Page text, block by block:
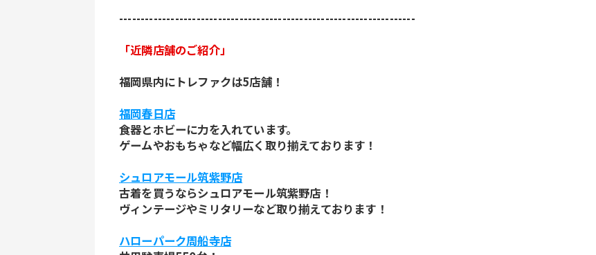
---------------------------------------------------------------------
「近隣店舗のご紹介」
福岡県内にトレファクは5店舗！
福岡春日店
食器とホビーに力を入れています。
ゲームやおもちゃなど幅広く取り揃えております！
シュロアモール筑紫野店
古着を買うならシュロアモール筑紫野店！
ヴィンテージやミリタリーなど取り揃えております！
ハローパーク周船寺店